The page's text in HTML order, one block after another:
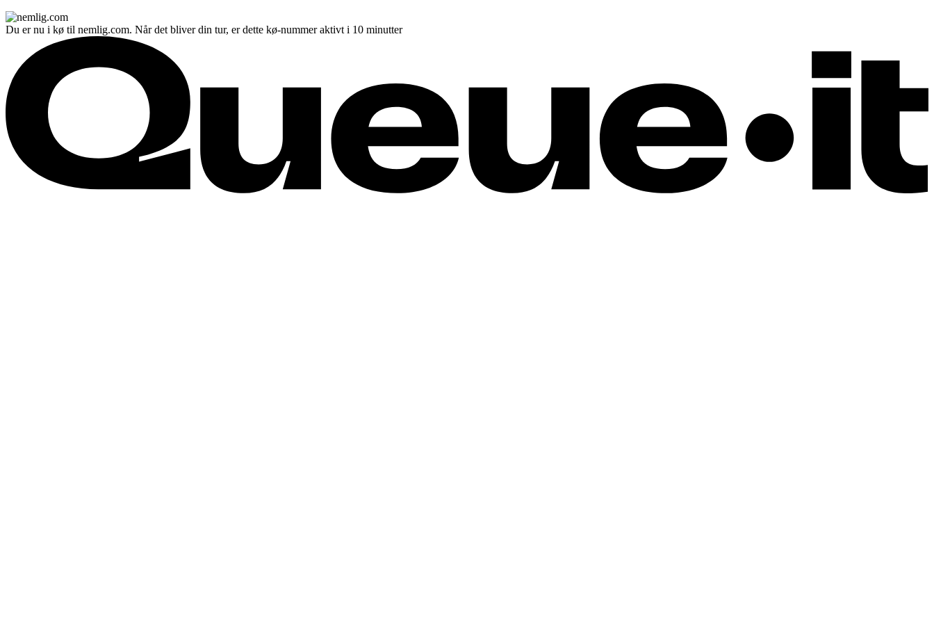
Du er nu i kø til nemlig.com. Når det bliver din tur, er dette kø-nummer aktivt i 10 minutter